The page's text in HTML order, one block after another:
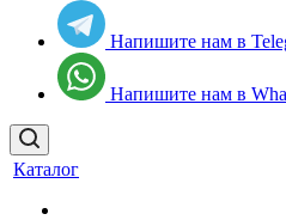
Напишите нам в
Напишите нам в
Каталог